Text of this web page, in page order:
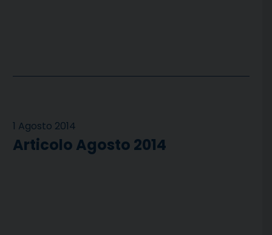
1 Agosto 2014
Articolo Agosto 2014